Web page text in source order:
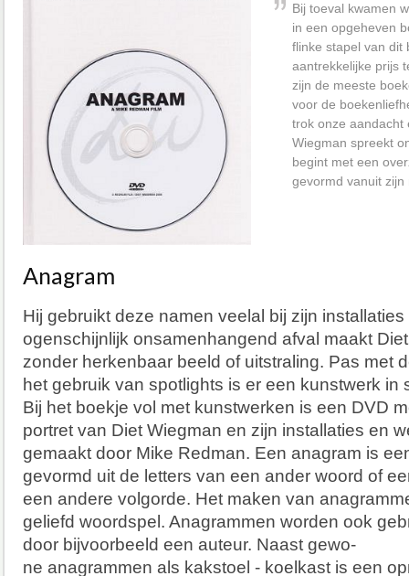
Bij toeval kwamen
in een opgeheven
flinke stapel van dit
aantrekkelijke prijs
zijn de meeste
voor de
trok onze aandacht
Wiegman spreekt
begint met een
gevormd vanuit zijn
Anagram
Hij gebruikt deze namen veelal bij zijn
ogenschijnlijk onsamenhangend afval maakt
zonder herkenbaar beeld of uitstraling. Pas met
het gebruik van spotlights is er een kunstwerk in
Bij het boekje vol met kunstwerken is een DVD
portret van Diet Wiegman en zijn installaties en
gemaakt door Mike Redman. Een anagram is
gevormd uit de letters van een ander woord of
een andere volgorde. Het maken van
geliefd woordspel. Anagrammen worden ook
door bijvoorbeeld een auteur. Naast gewo-
ne anagrammen als kakstoel - koelkast is een